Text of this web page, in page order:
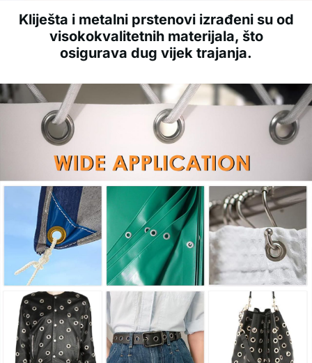
Kliješta i metalni prstenovi izrađeni su od
visokokvalitetnih materijala, što
osigurava dug vijek trajanja.